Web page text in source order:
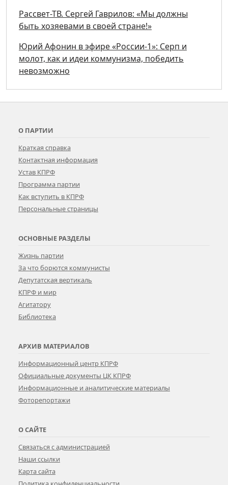
Рассвет-ТВ. Сергей Гаврилов: «Мы должны
быть хозяевами в своей стране!»
Юрий Афонин в эфире «России-1»: Серп и
молот, как и идеи коммунизма, победить
невозможно
О ПАРТИИ
Краткая справка
Контактная информация
Устав КПРФ
Программа партии
Как вступить в КПРФ
Персональные страницы
ОСНОВНЫЕ РАЗДЕЛЫ
Жизнь партии
За что борются коммунисты
Депутатская вертикаль
КПРФ и мир
Агитатору
Библиотека
АРХИВ МАТЕРИАЛОВ
Информационный центр КПРФ
Официальные документы ЦК КПРФ
Информационные и аналитические материалы
Фоторепортажи
О САЙТЕ
Связаться с администрацией
Наши ссылки
Карта сайта